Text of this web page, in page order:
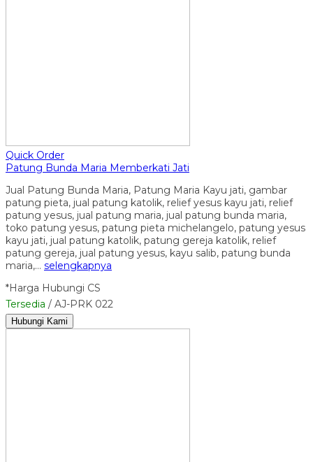
Quick Order
Patung Bunda Maria Memberkati Jati
Jual Patung Bunda Maria, Patung Maria Kayu jati, gambar
patung pieta, jual patung katolik, relief yesus kayu jati, relief
patung yesus, jual patung maria, jual patung bunda maria,
toko patung yesus, patung pieta michelangelo, patung yesus
kayu jati, jual patung katolik, patung gereja katolik, relief
patung gereja, jual patung yesus, kayu salib, patung bunda
maria,… selengkapnya
*Harga Hubungi CS
Tersedia / AJ-PRK 022
Hubungi Kami